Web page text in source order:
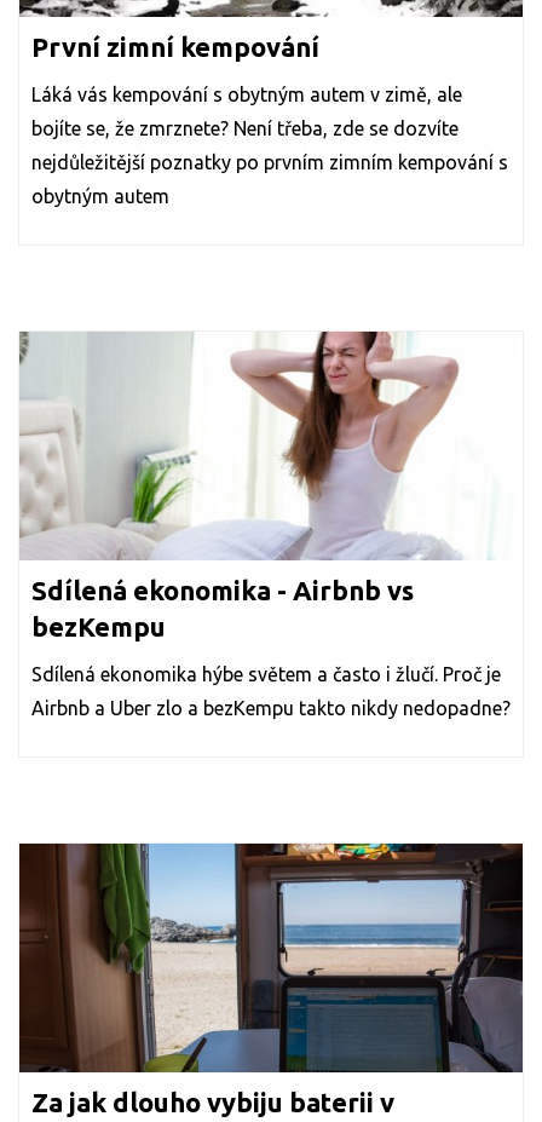
První zimní kempování
Láká vás kempování s obytným autem v zimě, ale
bojíte se, že zmrznete? Není třeba, zde se dozvíte
nejdůležitější poznatky po prvním zimním kempování s
obytným autem
Sdílená ekonomika - Airbnb vs
bezKempu
Sdílená ekonomika hýbe světem a často i žlučí. Proč je
Airbnb a Uber zlo a bezKempu takto nikdy nedopadne?
Za jak dlouho vybiju baterii v